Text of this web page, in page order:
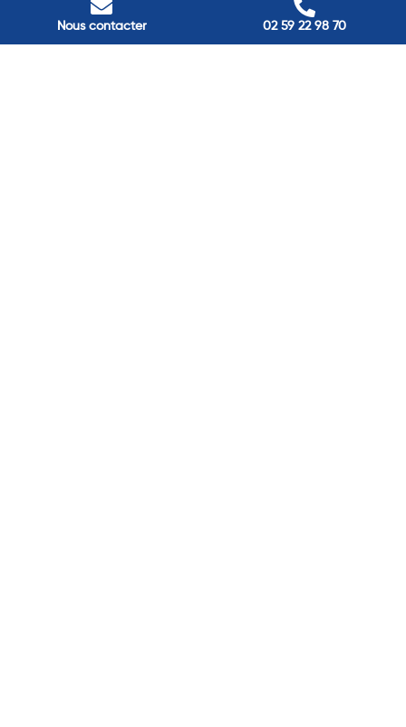
Nous contacter 02 59 22 98 70
9 Rue du Président Georges Pompidou, Pont-Audemer, France
Rouen
40 rue St Sever, Rouen, France